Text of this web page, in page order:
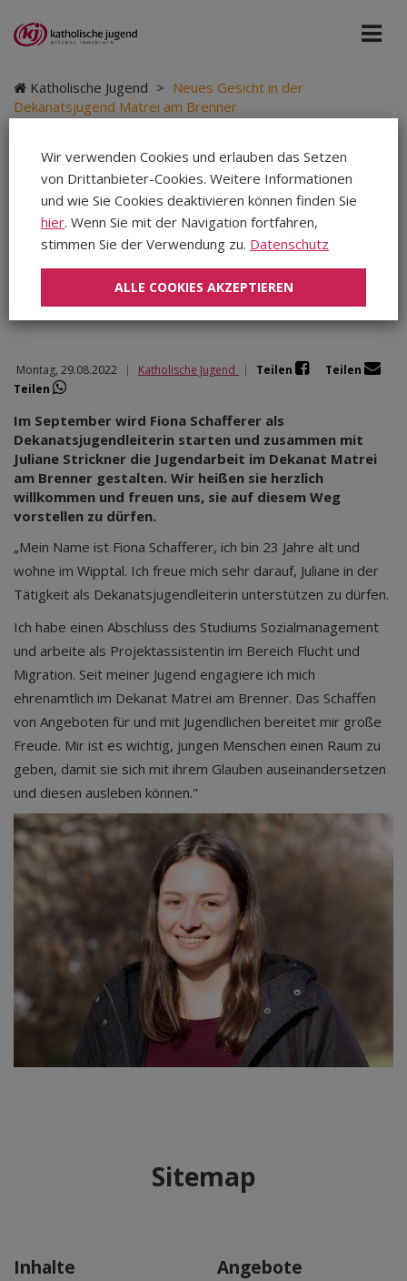
Katholische Jugend > Neues Gesicht in der
Dekanatsjugend Matrei am Brenner
Neues Gesicht in der
Dekanatsjugend
Matrei am Brenner
Montag, 29.08.2022 | Katholische Jugend | Teilen
Teilen
Teilen
Im September wird Fiona Schafferer als
Dekanatsjugendleiterin starten und zusammen mit
Juliane Strickner die Jugendarbeit im Dekanat Matrei
am Brenner gestalten. Wir heißen sie herzlich
willkommen und freuen uns, sie auf diesem Weg
vorstellen zu dürfen.
„Mein Name ist Fiona Schafferer, ich bin 23 Jahre alt und
wohne im Wipptal. Ich freue mich sehr darauf, Juliane in der
Tätigkeit als Dekanatsjugendleiterin unterstützen zu dürfen.
Ich habe einen Abschluss des Studiums Sozialmanagement
und arbeite als Projektassistentin im Bereich Flucht und
Migration. Seit meiner Jugend engagiere ich mich
ehrenamtlich im Dekanat Matrei am Brenner. Das Schaffen
von Angeboten für und mit Jugendlichen bereitet mir große
Freude. Mir ist es wichtig, jungen Menschen einen Raum zu
geben, damit sie sich mit ihrem Glauben auseinandersetzen
und diesen ausleben können."
Sitemap
Inhalte Angebote
Wir verwenden Cookies und erlauben das Setzen
von Drittanbieter-Cookies. Weitere Informationen
und wie Sie Cookies deaktivieren können finden Sie
hier. Wenn Sie mit der Navigation fortfahren,
stimmen Sie der Verwendung zu. Datenschutz
ALLE COOKIES AKZEPTIEREN